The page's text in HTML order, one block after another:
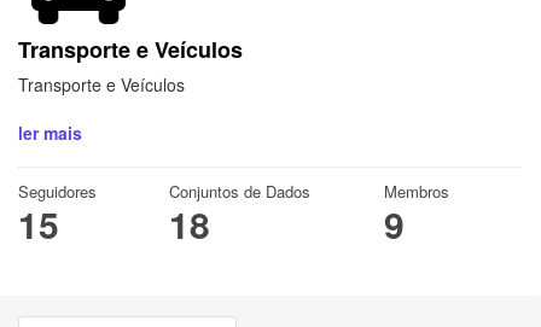
Transporte e Veículos
Transporte e Veículos
ler mais
Seguidores
15
Conjuntos de Dados
18
Membros
9